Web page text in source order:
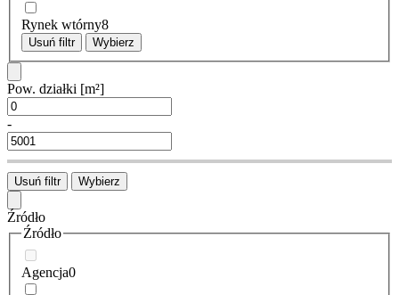
Rynek wtórny8
Usuń filtr Wybierz
Pow. działki [m²]
-
Usuń filtr Wybierz
Źródło
Źródło
Agencja0